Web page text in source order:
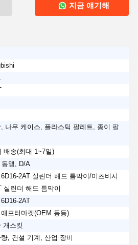
지금 얘기해
나무 케이스, 플라스틱 팔레트, 종이 팔
배송(최대 1~7일)
맹, D/A
2AT 실린더 해드 틈막이/미츠비시
실린더 해드 틈막이
2AT
프터마켓(OEM 동등)
개스킷
, 건설 기계, 산업 장비